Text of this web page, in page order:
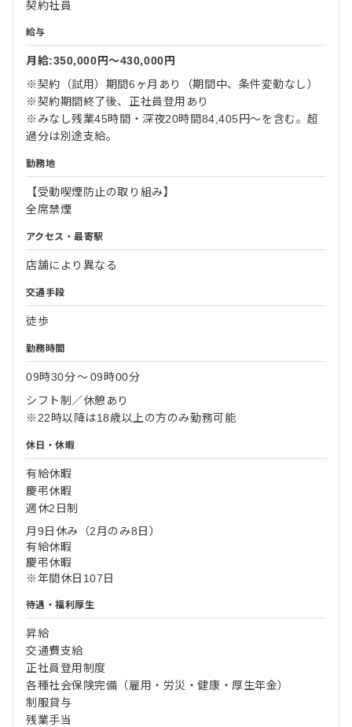
契約社員
給与
月給:350,000円〜430,000円
※契約（試用）期間6ヶ月あり（期間中、条件変動なし）
※契約期間終了後、正社員登用あり
※みなし残業45時間・深夜20時間84,405円～を含む。超
過分は別途支給。
勤務地
【受動喫煙防止の取り組み】
全席禁煙
アクセス・最寄駅
店舗により異なる
交通手段
徒歩
勤務時間
09時30分〜09時00分
シフト制／休憩あり
※22時以降は18歳以上の方のみ勤務可能
休日・休暇
有給休暇
慶弔休暇
週休2日制
月9日休み（2月のみ8日）
有給休暇
慶弔休暇
※年間休日107日
待遇・福利厚生
昇給
交通費支給
正社員登用制度
各種社会保険完備（雇用・労災・健康・厚生年金）
制服貸与
残業手当